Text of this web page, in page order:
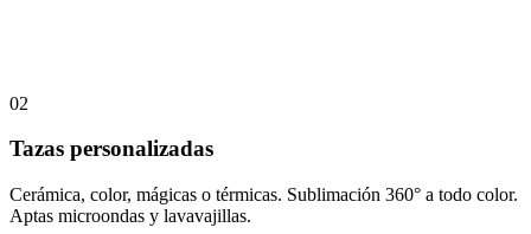
02
Tazas personalizadas
Cerámica, color, mágicas o térmicas. Sublimación 360° a todo color.
Aptas microondas y lavavajillas.